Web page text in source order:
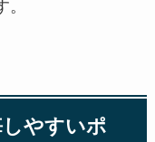
やすいポ